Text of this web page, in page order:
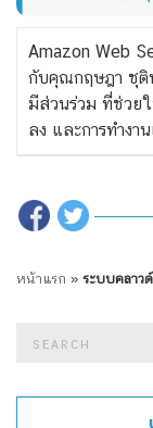
Amazon Web
กับคุณกฤษฎา ชุติ
มีส่วนร่วม ที่ช่วย
ลง และการทำงา
หน้าแรก » ระบบคลาวด์